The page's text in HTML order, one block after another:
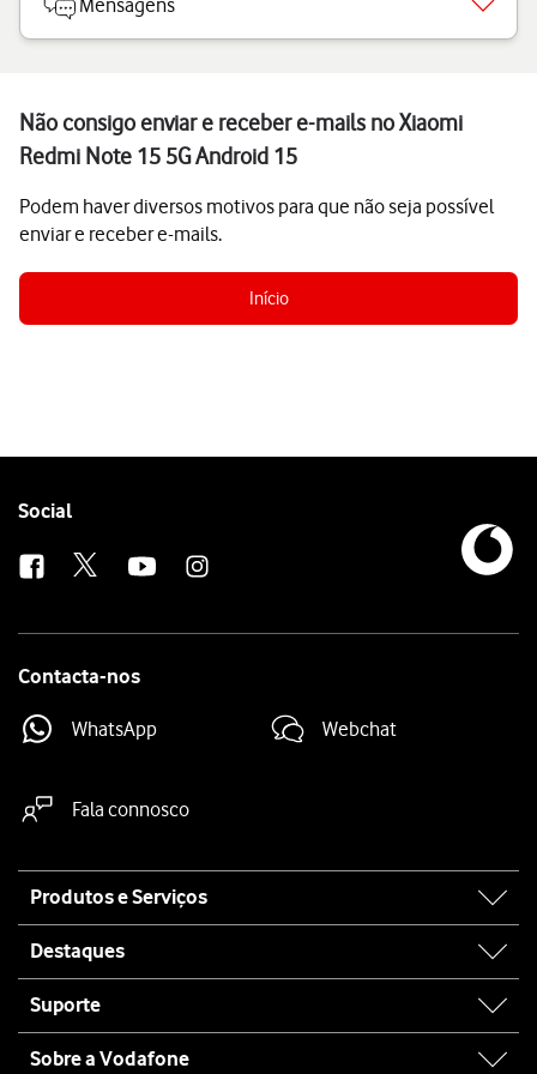
Mensagens
Não consigo enviar e receber e-mails no Xiaomi
Redmi Note 15 5G Android 15
Podem haver diversos motivos para que não seja possível
enviar e receber e-mails.
Início
Follow
Social
Contacta-nos
WhatsApp Webchat
Fala connosco
map
Produtos e Serviços
Destaques
Suporte
Sobre a Vodafone